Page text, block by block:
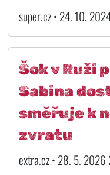
super.cz • 24. 10.
Šok v Ruži
Sabina
směřuje k
zvratu
extra.cz • 28. 5.